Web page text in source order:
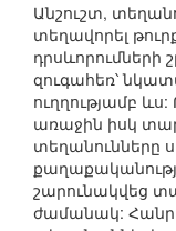
Անշուշտ,
տեղավորել
դրսևորումների
զուգահեռ՝
ուղղությամբ
առաջին իսկ
տեղանունները
շարունակվեց
ժամանակ: